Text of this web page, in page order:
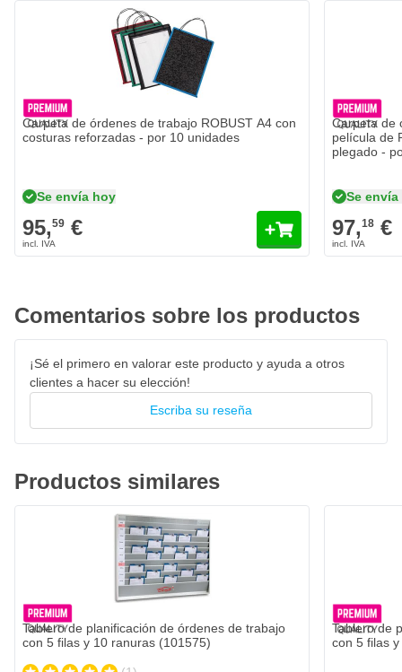
Carpeta de órdenes de trabajo ROBUST A4 con costuras
Se envía hoy
Añadir al carrito
Carpeta de órdenes de trabajo ROBUST A4 con
costuras reforzadas - por 10 unidades
Se envía hoy
95,59 €
Carpeta de
película de
plegado -
Se
97,18 €
Comentarios sobre los productos
¡Sé el primero en valorar este producto y ayuda a otros
clientes a hacer su elección!
Escriba su reseña
Productos similares
Tablero de planificación de órdenes de trabajo
con 5 filas y 10 ranuras (101575)
Tablero de
con 5 filas